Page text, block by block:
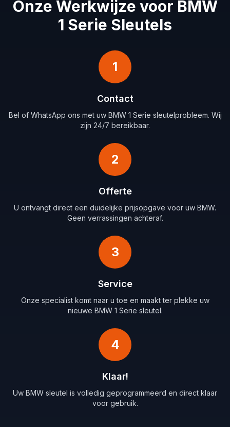
Onze Werkwijze voor BMW
1 Serie Sleutels
1
Contact
Bel of WhatsApp ons met uw BMW 1 Serie sleutelprobleem. Wij
zijn 24/7 bereikbaar.
2
Offerte
U ontvangt direct een duidelijke prijsopgave voor uw BMW.
Geen verrassingen achteraf.
3
Service
Onze specialist komt naar u toe en maakt ter plekke uw
nieuwe BMW 1 Serie sleutel.
4
Klaar!
Uw BMW sleutel is volledig geprogrammeerd en direct klaar
voor gebruik.